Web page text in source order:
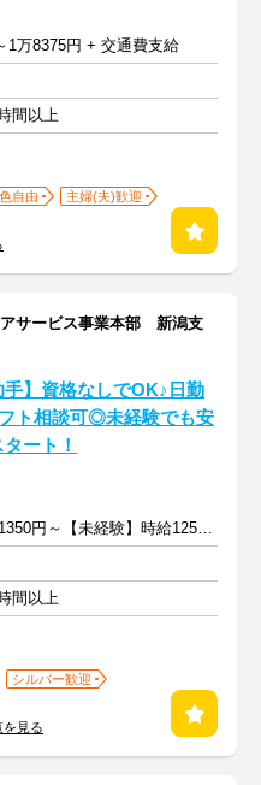
1万8375円 + 交通費支給
間以上
自由
主婦(夫)歓迎
サービス事業本部 新潟支
手】資格なしでOK♪日勤
ト相談可◎未経験でも安
ート！
【経験者】時給1350円～【未経験】時給1250円～ ※交通費全額
間以上
シルバー歓迎
見る